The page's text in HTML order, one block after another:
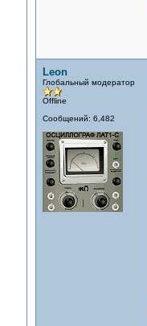
Leon
Глобальный модератор
Offline
Сообщений: 6,482